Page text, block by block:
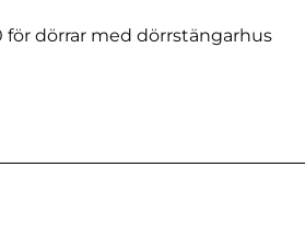
för dörrar med dörrstängarhus